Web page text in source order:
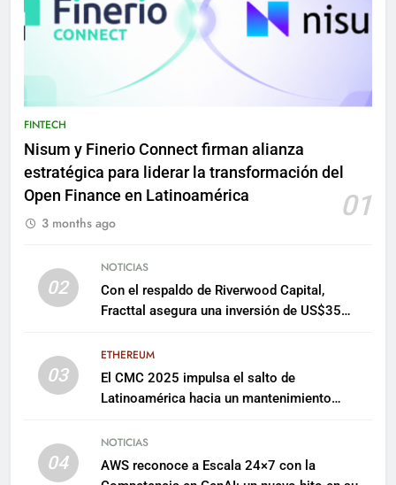
FINTECH
Nisum y Finerio Connect firman alianza
estratégica para liderar la transformación del
Open Finance en Latinoamérica
01
3 months ago
02
NOTICIAS
Con el respaldo de Riverwood Capital,
Fracttal asegura una inversión de US$35
03
ETHEREUM
El CMC 2025 impulsa el salto de
Latinoamérica hacia un mantenimiento
04
NOTICIAS
AWS reconoce a Escala 24×7 con la